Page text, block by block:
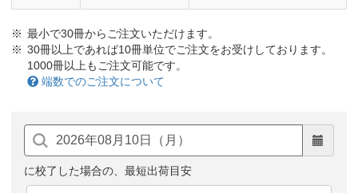
最小で30冊からご注文いただけます。
30冊以上であれば10冊単位でご注文をお受けしております。
1000冊以上もご注文可能です。
端数でのご注文について
に校了した場合の、最短出荷目安